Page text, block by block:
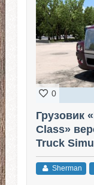
0
Грузовик
Class»
Truck
Sherman